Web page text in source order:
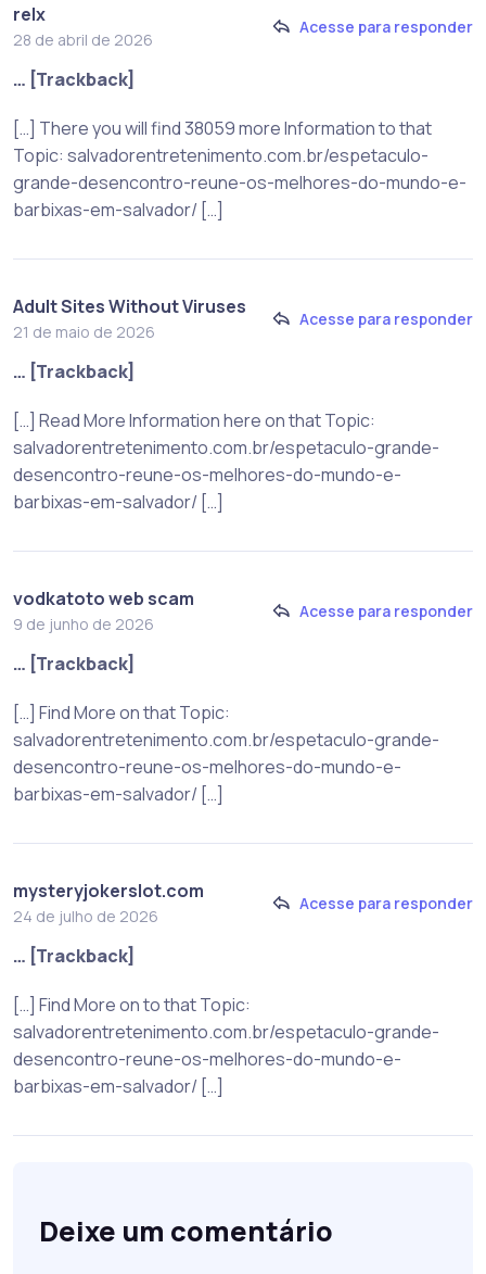
relx
28 de abril de 2026
Acesse para responder
… [Trackback]
[…] There you will find 38059 more Information to that
Topic: salvadorentretenimento.com.br/espetaculo-
grande-desencontro-reune-os-melhores-do-mundo-e-
barbixas-em-salvador/ […]
Adult Sites Without Viruses
21 de maio de 2026
Acesse para responder
… [Trackback]
[…] Read More Information here on that Topic:
salvadorentretenimento.com.br/espetaculo-grande-
desencontro-reune-os-melhores-do-mundo-e-
barbixas-em-salvador/ […]
vodkatoto web scam
9 de junho de 2026
Acesse para responder
… [Trackback]
[…] Find More on that Topic:
salvadorentretenimento.com.br/espetaculo-grande-
desencontro-reune-os-melhores-do-mundo-e-
barbixas-em-salvador/ […]
mysteryjokerslot.com
24 de julho de 2026
Acesse para responder
… [Trackback]
[…] Find More on to that Topic:
salvadorentretenimento.com.br/espetaculo-grande-
desencontro-reune-os-melhores-do-mundo-e-
barbixas-em-salvador/ […]
Deixe um comentário